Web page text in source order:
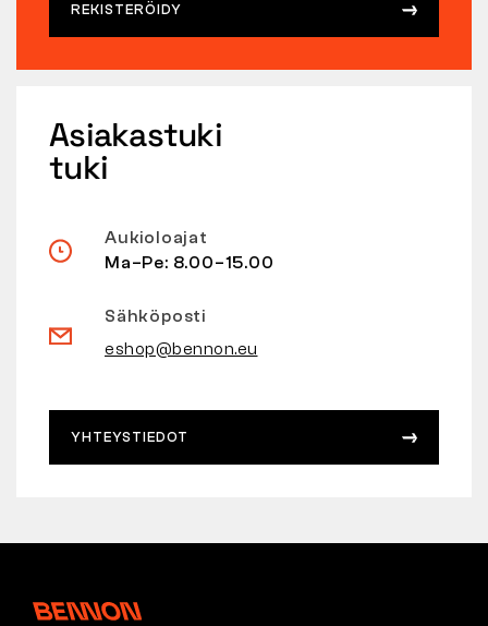
REKISTERÖIDY
Asiakastuki
tuki
Aukioloajat
Ma–Pe: 8.00–15.00
Sähköposti
eshop@bennon.eu
YHTEYSTIEDOT